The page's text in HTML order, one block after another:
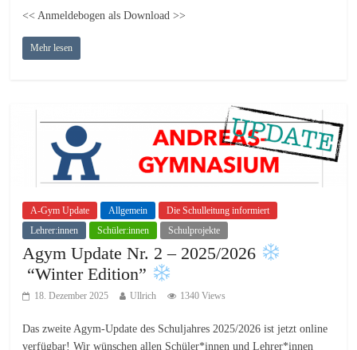
<< Anmeldebogen als Download >>
Mehr lesen
A-Gym Update Allgemein
Die Schulleitung informiert
Lehrer:innen
Schüler:innen Schulprojekte
Agym Update Nr. 2 – 2025/2026
“Winter Edition”
18. Dezember 2025 Ullrich 1340 Views
Das zweite Agym-Update des Schuljahres 2025/2026 ist jetzt online
verfügbar! Wir wünschen allen Schüler*innen und Lehrer*innen